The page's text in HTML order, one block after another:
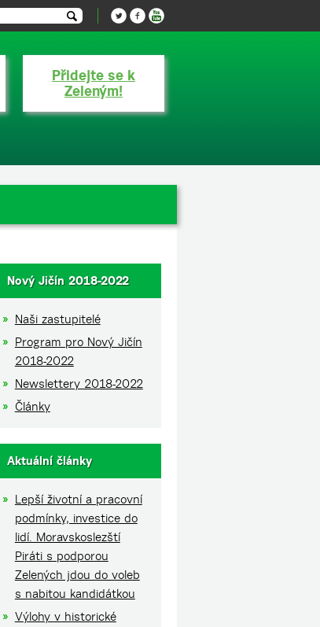
Přidejte se k
Zeleným!
Nový Jičín 2018-2022
Naši zastupitelé
Program pro Nový Jičín
2018-2022
Newslettery 2018-2022
Články
Aktuální články
Lepší životní a pracovní
podmínky, investice do
lidí. Moravskoslezští
Piráti s podporou
Zelených jdou do voleb
s nabitou kandidátkou
Výlohy v historické